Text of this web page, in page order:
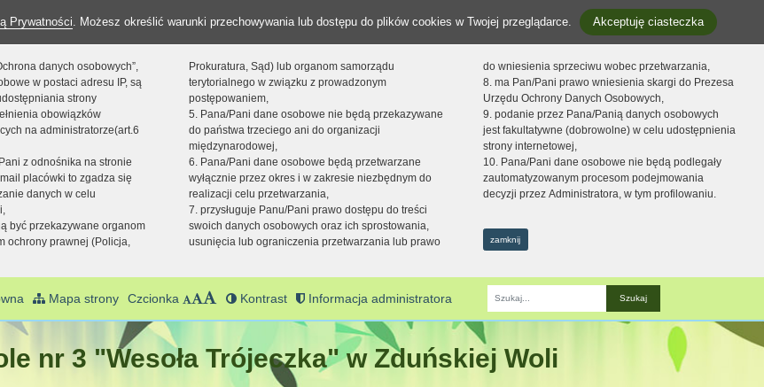
Prywatności. Możesz określić warunki przechowywania lub dostępu do plików cookies w Twojej przeglądarce. Akceptuję ciasteczka
danych osobowych”,
w postaci adresu IP, są
strony
obowiązków
na administratorze(art.6
z odnośnika na stronie
placówki to zgadza się
danych w celu
być przekazywane organom
ochrony prawnej (Policja,
Prokuratura, Sąd) lub organom samorządu
terytorialnego w związku z prowadzonym
postępowaniem,
5. Pana/Pani dane osobowe nie będą przekazywane
do państwa trzeciego ani do organizacji
międzynarodowej,
6. Pana/Pani dane osobowe będą przetwarzane
wyłącznie przez okres i w zakresie niezbędnym do
realizacji celu przetwarzania,
7. przysługuje Panu/Pani prawo dostępu do treści
swoich danych osobowych oraz ich sprostowania,
usunięcia lub ograniczenia przetwarzania lub prawo
do wniesienia sprzeciwu wobec przetwarzania,
8. ma Pan/Pani prawo wniesienia skargi do Prezesa
Urzędu Ochrony Danych Osobowych,
9. podanie przez Pana/Panią danych osobowych
jest fakultatywne (dobrowolne) w celu udostępnienia
strony internetowej,
10. Pana/Pani dane osobowe nie będą podlegały
zautomatyzowanym procesom podejmowania
decyzji przez Administratora, w tym profilowaniu.
zamknij
Mapa strony Czcionka Kontrast Informacja administratora
Fraza
nr 3 "Wesoła Trójeczka" w Zduńskiej Woli